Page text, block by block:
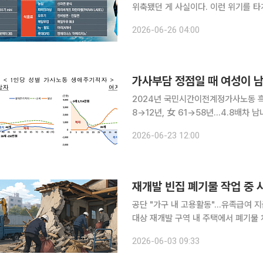
위축됐던 게 사실이다. 이런 위기를
으로 해결하는 AI 가전의 대중화와 로
2026-06-26 04:00
가사부담 정점일 때 여성이
2024년 국민시간이전계정가사노동
8→12년, 女 61→58년…4.8배차 남녀의 가사 부담이 가장 큰 시기에 여성이 남성보다 평균 8배
소폭 줄어들었음에도 여성이 4배 이
2026-06-23 12:00
재개발 빈집 폐기물 작업 중
공단 "가구 내 고용활동"...유족급여
대상 재개발 구역 내 주택에서 폐기물 처리 작업 중 무너진 외벽에 끼어 숨진 작업자를 산재보험 적
인 '가구 내 고용활동'으로 보고 유족
2026-06-03 09:33